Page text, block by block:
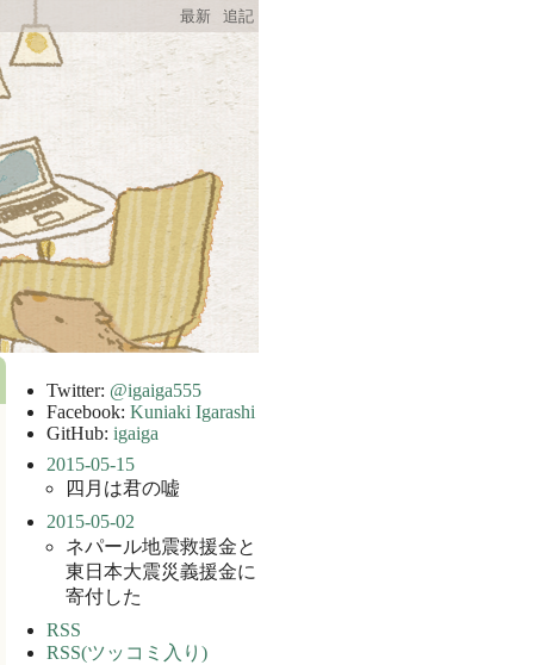
最新 追記
Twitter: @igaiga555
Facebook: Kuniaki Igarashi
GitHub: igaiga
2015-05-15
四月は君の嘘
2015-05-02
ネパール地震救援金と
東日本大震災義援金に
寄付した
RSS
RSS(ツッコミ入り)